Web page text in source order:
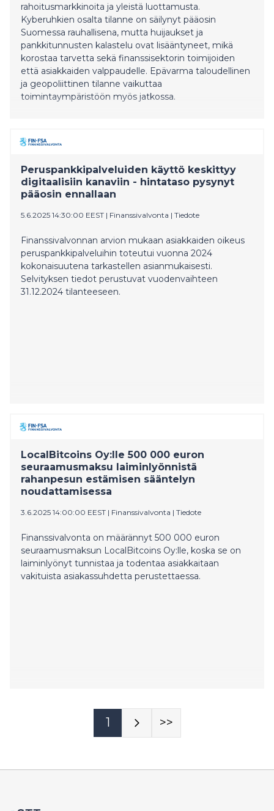
rahoitusmarkkinoita ja yleistä luottamusta.
Kyberuhkien osalta tilanne on säilynyt pääosin
Suomessa rauhallisena, mutta huijaukset ja
pankkitunnusten kalastelu ovat lisääntyneet, mikä
korostaa tarvetta sekä finanssisektorin toimijoiden
että asiakkaiden valppaudelle. Epävarma taloudellinen
ja geopoliittinen tilanne vaikuttaa
toimintaympäristöön myös jatkossa.
Peruspankkipalveluiden käyttö keskittyy
digitaalisiin kanaviin - hintataso pysynyt
pääosin ennallaan
5.6.2025 14:30:00 EEST | Finanssivalvonta | Tiedote
Finanssivalvonnan arvion mukaan asiakkaiden oikeus
peruspankkipalveluihin toteutui vuonna 2024
kokonaisuutena tarkastellen asianmukaisesti.
Selvityksen tiedot perustuvat vuodenvaihteen
31.12.2024 tilanteeseen.
LocalBitcoins Oy:lle 500 000 euron
seuraamusmaksu laiminlyönnistä
rahanpesun estämisen sääntelyn
noudattamisessa
3.6.2025 14:00:00 EEST | Finanssivalvonta | Tiedote
Finanssivalvonta on määrännyt 500 000 euron
seuraamusmaksun LocalBitcoins Oy:lle, koska se on
laiminlyönyt tunnistaa ja todentaa asiakkaitaan
vakituista asiakassuhdetta perustettaessa.
1 >>